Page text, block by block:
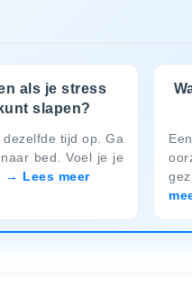
als je stress
slapen?
tijd op. Ga
bed. Voel je je
Lees meer